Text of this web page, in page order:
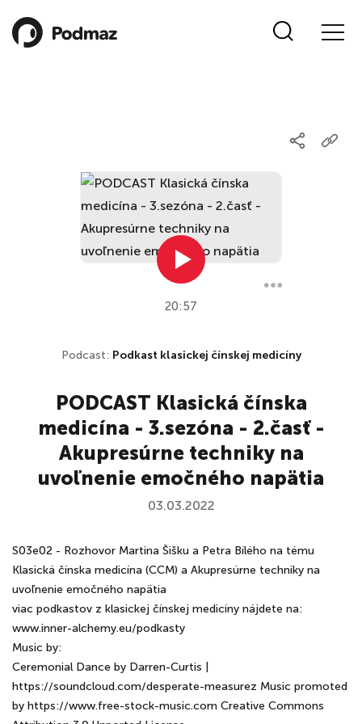
20:57
Podcast: Podkast klasickej čínskej medicíny
PODCAST Klasická čínska
medicína - 3.sezóna - 2.časť -
Akupresúrne techniky na
uvoľnenie emočného napätia
03.03.2022
S03e02 - Rozhovor Martina Šišku a Petra Bílého na tému
Klasická čínska medicína (CCM) a Akupresúrne techniky na
uvoľnenie emočného napätia
viac podkastov z klasickej čínskej medicíny nájdete na:
www.inner-alchemy.eu/podkasty
Music by:
Ceremonial Dance by Darren-Curtis |
https://soundcloud.com/desperate-measurez Music promoted
by https://www.free-stock-music.com Creative Commons